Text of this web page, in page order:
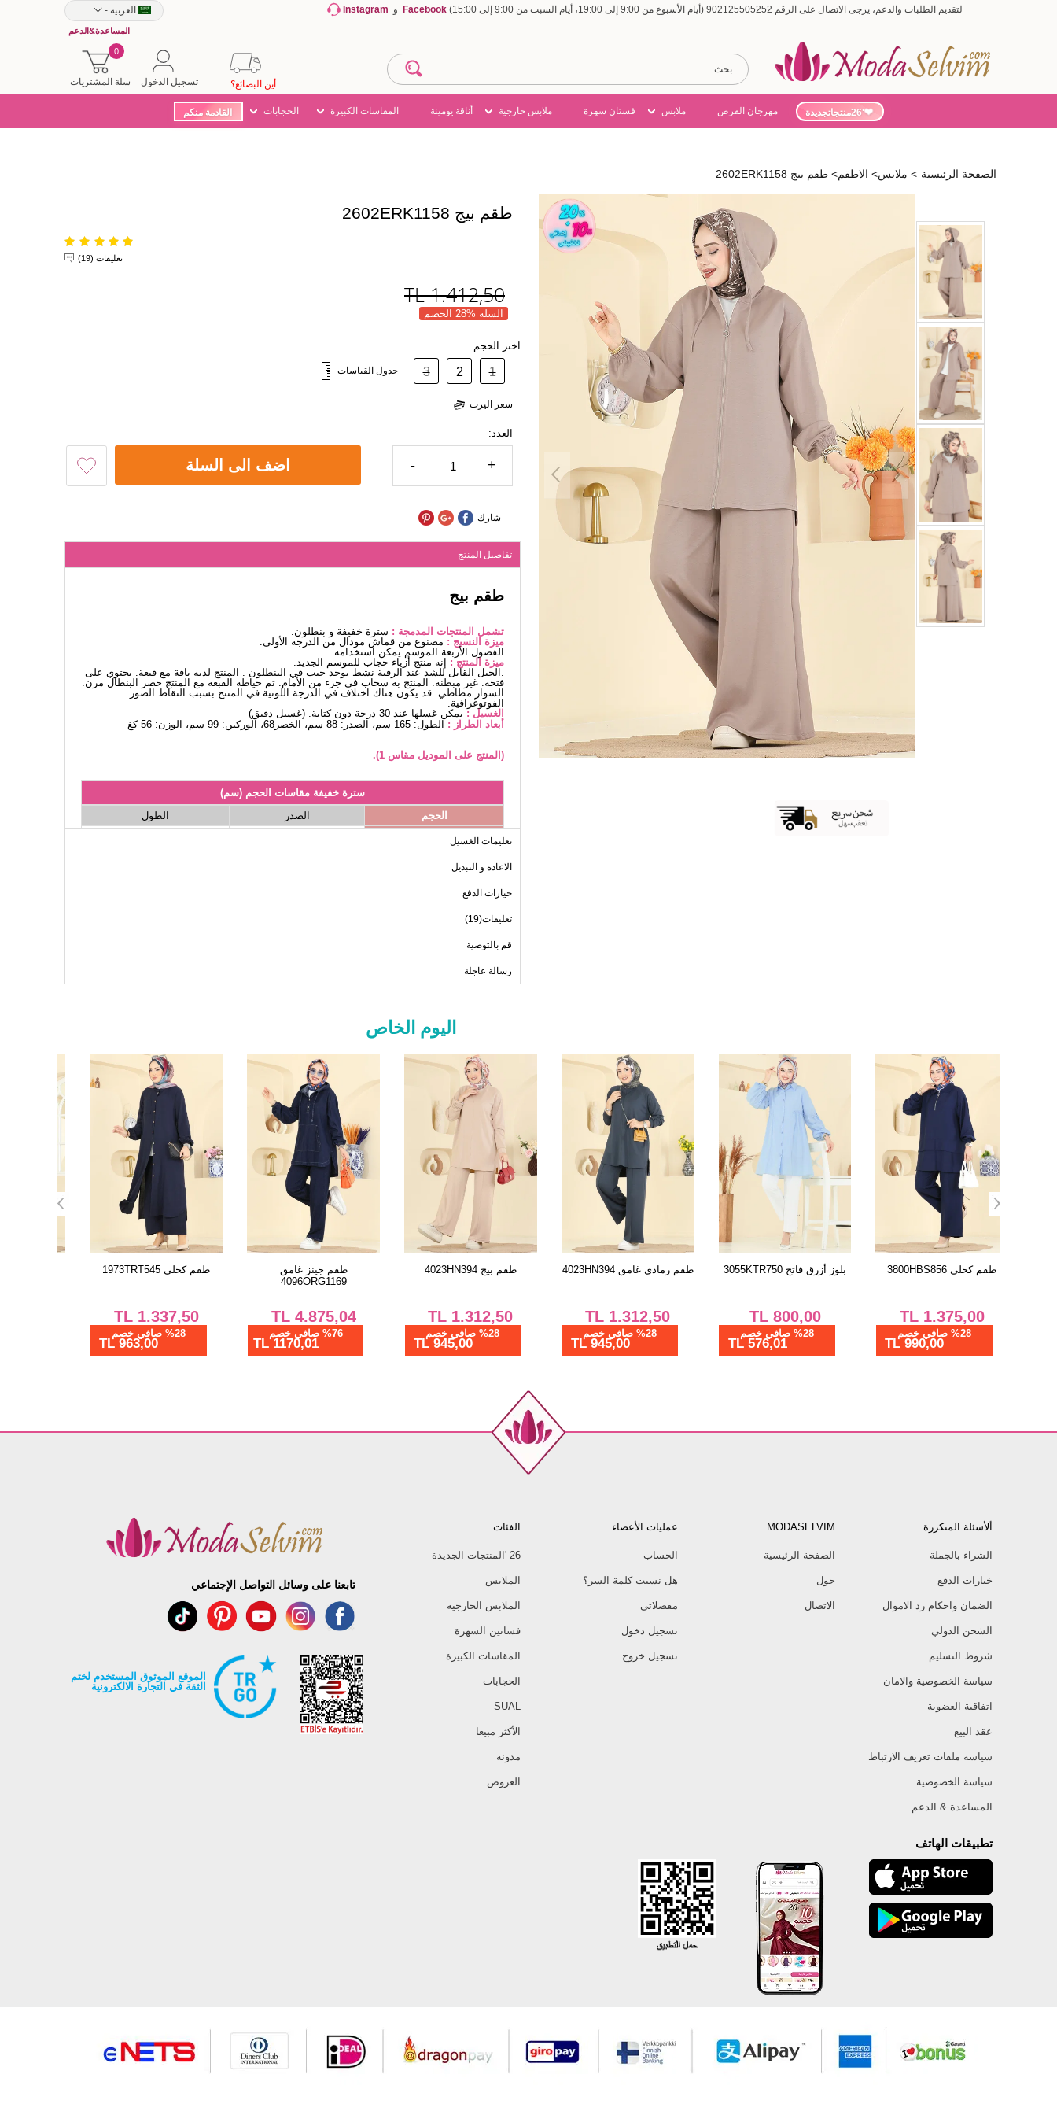
لتقديم الطلبات والدعم، يرجى الاتصال على الرقم 902125505252 (أيام الأسبوع من 9:00 إلى 19:00، أيام السبت من 9:00 إلى 15:00) Facebook و Instagram العربية -
المساعدة&الدعم
سلة المشتريات
0
تسجيل الدخول أين البضائع؟
'26منتجاتجديدة مهرجان الفرص ملابس فستان سهرة ملابس خارجية أناقة يومينة المقاسات الكبيرة الحجابات القادمة منكم
الصفحة الرئيسية > ملابس> الاطقم> طقم بيج 2602ERK1158
طقم بيج 2602ERK1158
تعليقات (19)
1.412,50
TL
السلة %28 الخصم
اختر الحجم
1
2
3 جدول القياسات
سعر اليرت
العدد:
- + اضف الى السلة
شارك
تفاصيل المنتج
طقم بيج
تشمل المنتجات المدمجة : سترة خفيفة و بنطلون.
ميزة النسيج : مصنوع من قماش مودال من الدرجة الأولى.
الفصول الأربعة الموسم يمكن استخدامه.
ميزة المنتج : إنه منتج أزياء حجاب للموسم الجديد.
.الحبل القابل للشد عند الرقبة نشط يوجد جيب في البنطلون . المنتج لديه ياقة مع قبعة. يحتوي على
فتحة. غير مبطنة. المنتج به سحاب في جزء من الأمام. تم خياطة القبعة مع المنتج خصر البنطال مرن.
السوار مطاطي. قد يكون هناك اختلاف في الدرجة اللونية في المنتج بسبب التقاط الصور
الفوتوغرافية.
الغسيل : يمكن غسلها عند 30 درجة دون كتابة. (غسيل دقيق)
أبعاد الطراز : الطول: 165 سم، الصدر: 88 سم، الخصر68، الوركين: 99 سم، الوزن: 56 كغ
(المنتج على الموديل مقاس 1).
سترة خفيفة مقاسات الحجم (سم)
الحجم
الصدر
الطول
2
116
73
3
124
73
بنطلون مقاسات الحجم (سم)
الحجم
الطول
تعليمات الغسيل
الاعادة و التبديل
خيارات الدفع
تعليقات(19)
قم بالتوصية
رسالة عاجلة
اليوم الخاص
طقم كحلي 1973TRT545
1.337,50
TL
%28 صافي خصم
963,00 TL
طقم جينز غامق
4096ORG1169
4.875,04
TL
%76 صافي خصم
1170,01 TL
طقم بيج 4023HN394
1.312,50
TL
%28 صافي خصم
945,00 TL
طقم رمادي غامق 4023HN394
1.312,50
TL
%28 صافي خصم
945,00 TL
بلوز أزرق فاتح 3055KTR750
800,00
TL
%28 صافي خصم
576,01 TL
طقم كحلي 3800HBS856
1.375,00
TL
%28 صافي خصم
990,00 TL
ألأسئلة المتكررة
الشراء بالجملة
خيارات الدفع
الضمان واحكام رد الاموال
الشحن الدولي
شروط التسليم
سياسة الخصوصية والامان
اتفاقية العضوية
عقد البيع
سياسة ملفات تعريف الارتباط
سياسة الخصوصية
المساعدة & الدعم
MODASELVIM
الصفحة الرئيسية
حول
الاتصال
عمليات الأعضاء
الحساب
هل نسيت كلمة السر؟
مفضلاتي
تسجيل دخول
تسجيل خروج
الفئات
26 'المنتجات الجديدة
الملابس
الملابس الخارجية
فساتين السهرة
المقاسات الكبيرة
الحجابات
SUAL
الأكثر مبيعا
مدونة
العروض
تطبيقات الهاتف
تابعنا على وسائل التواصل الإجتماعي
الموقع الموثوق المستخدم لختم
الثقة في التجارة الالكترونية